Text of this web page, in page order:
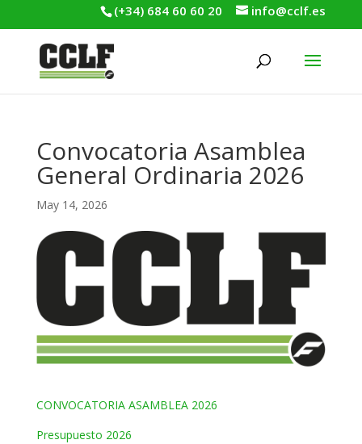
(+34) 684 60 60 20 info@cclf.es
Convocatoria Asamblea
General Ordinaria 2026
May 14, 2026
CONVOCATORIA ASAMBLEA 2026
Presupuesto 2026